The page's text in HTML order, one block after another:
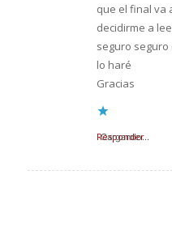
que el final va
decidirme a
seguro
lo haré
Gracias
Cargando...
Responder